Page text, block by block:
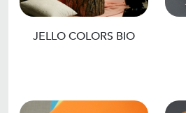
JELLO COLORS BIO